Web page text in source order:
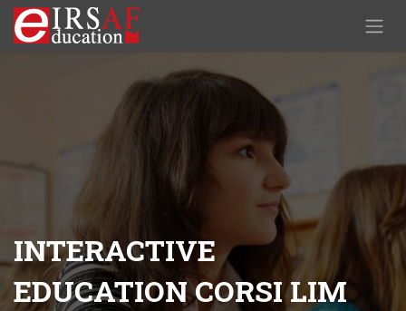
Passa al contenuto
INTERACTIVE
EDUCATION CORSI LIM